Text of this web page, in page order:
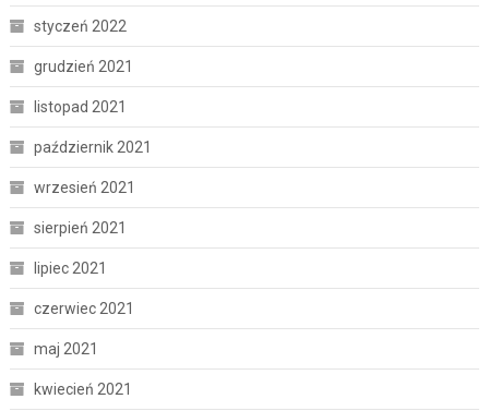
styczeń 2022
grudzień 2021
listopad 2021
październik 2021
wrzesień 2021
sierpień 2021
lipiec 2021
czerwiec 2021
maj 2021
kwiecień 2021